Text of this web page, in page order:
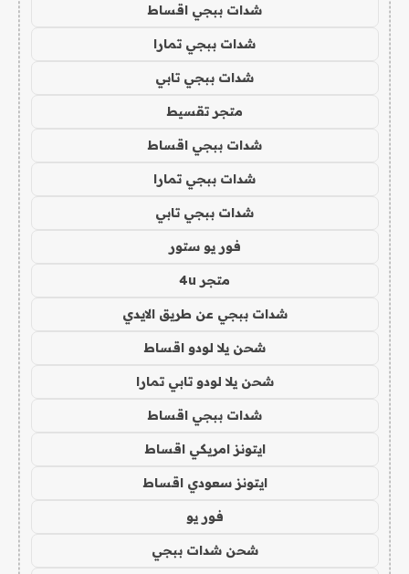
شدات ببجي اقساط
شدات ببجي تمارا
شدات ببجي تابي
متجر تقسيط
شدات ببجي اقساط
شدات ببجي تمارا
شدات ببجي تابي
فور يو ستور
متجر 4u
شدات ببجي عن طريق الايدي
شحن يلا لودو اقساط
شحن يلا لودو تابي تمارا
شدات ببجي اقساط
ايتونز امريكي اقساط
ايتونز سعودي اقساط
فور يو
شحن شدات ببجي